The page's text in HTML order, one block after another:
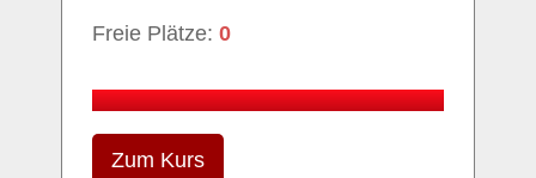
Freie Plätze: 0
Zum Kurs